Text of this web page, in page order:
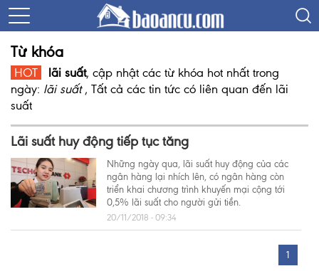
Từ khóa
HOT lãi suất, cập nhật các từ khóa hot nhất trong
ngày: lãi suất , Tất cả các tin tức có liên quan đến lãi
suất
Lãi suất huy động tiếp tục tăng
Những ngày qua, lãi suất huy động của các
ngân hàng lại nhích lên, có ngân hàng còn
triển khai chương trình khuyến mại cộng tới
0,5% lãi suất cho người gửi tiền.
20/11/2018 - 09:34
1